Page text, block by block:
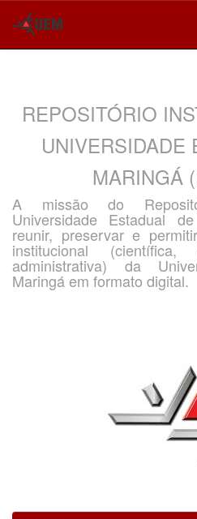
REPOSITÓRIO
UNIVERSIDADE
MARINGÁ
A missão do
Universidade Estadual
reunir, preservar e
institucional
administrativa) da
Maringá em formato digital.